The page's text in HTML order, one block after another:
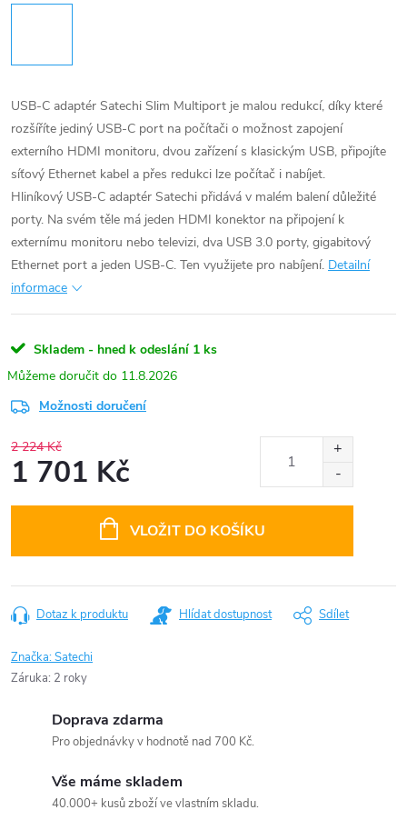
USB-C adaptér Satechi Slim Multiport je malou redukcí, díky které
rozšíříte jediný USB-C port na počítači o možnost zapojení
externího HDMI monitoru, dvou zařízení s klasickým USB, připojíte
síťový Ethernet kabel a přes redukci lze počítač i nabíjet.
Hliníkový USB-C adaptér Satechi přidává v malém balení důležité
porty. Na svém těle má jeden HDMI konektor na připojení k
externímu monitoru nebo televizi, dva USB 3.0 porty, gigabitový
Ethernet port a jeden USB-C. Ten využijete pro nabíjení. Detailní
informace
Skladem - hned k odeslání 1 ks
11.8.2026
Možnosti doručení
2 224 Kč
1 701 Kč
VLOŽIT DO KOŠÍKU
Dotaz k produktu Hlídat dostupnost Sdílet
Značka:Satechi
Záruka: 2 roky
Doprava zdarma
Pro objednávky v hodnotě nad 700 Kč.
Vše máme skladem
40.000+ kusů zboží ve vlastním skladu.